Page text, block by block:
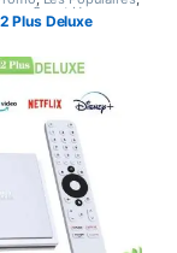
, Smart Home
Plus Deluxe